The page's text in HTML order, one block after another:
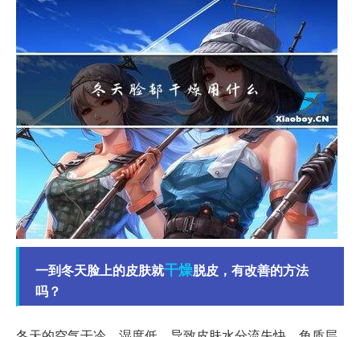
一到冬天脸上的皮肤就干燥脱皮，有改善的方法
吗？